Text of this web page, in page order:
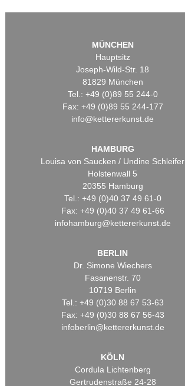
MÜNCHEN
Hauptsitz
Joseph-Wild-Str. 18
81829 München
Tel.: +49 (0)89 55 244-0
Fax: +49 (0)89 55 244-177
info@kettererkunst.de
HAMBURG
Louisa von Saucken / Undine Schleifer
Holstenwall 5
20355 Hamburg
Tel.: +49 (0)40 37 49 61-0
Fax: +49 (0)40 37 49 61-66
infohamburg@kettererkunst.de
BERLIN
Dr. Simone Wiechers
Fasanenstr. 70
10719 Berlin
Tel.: +49 (0)30 88 67 53-63
Fax: +49 (0)30 88 67 56-43
infoberlin@kettererkunst.de
KÖLN
Cordula Lichtenberg
Gertrudenstraße 24-28